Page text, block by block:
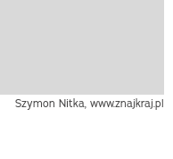
Szymon Nitka, www.znajkraj.pl